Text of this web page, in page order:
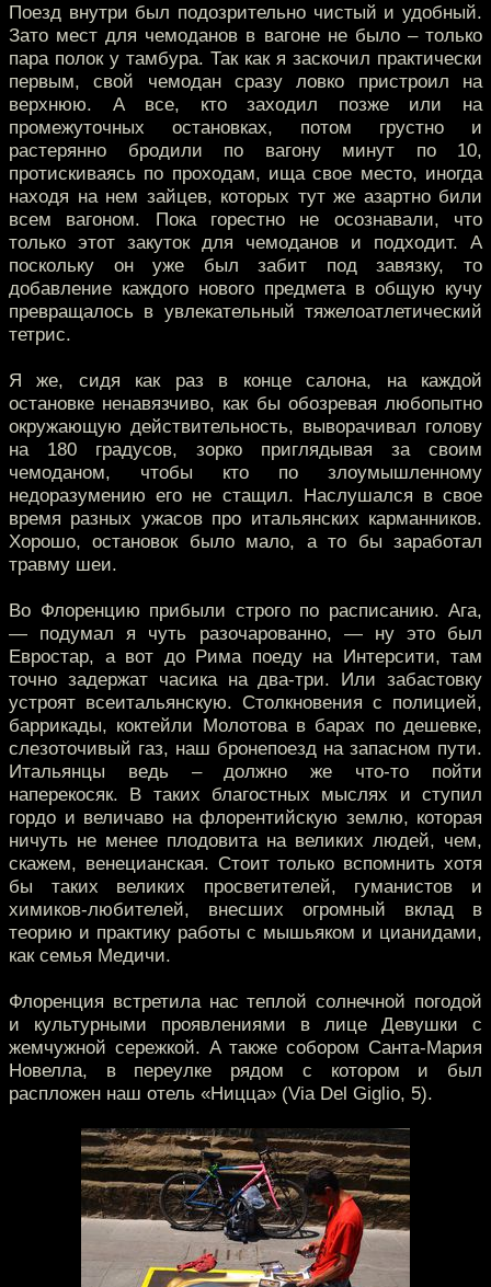
Поезд внутри был подозрительно чистый и удобный.
Зато мест для чемоданов в вагоне не было – только
пара полок у тамбура. Так как я заскочил практически
первым, свой чемодан сразу ловко пристроил на
верхнюю. А все, кто заходил позже или на
промежуточных остановках, потом грустно и
растерянно бродили по вагону минут по 10,
протискиваясь по проходам, ища свое место, иногда
находя на нем зайцев, которых тут же азартно били
всем вагоном. Пока горестно не осознавали, что
только этот закуток для чемоданов и подходит. А
поскольку он уже был забит под завязку, то
добавление каждого нового предмета в общую кучу
превращалось в увлекательный тяжелоатлетический
тетрис.
Я же, сидя как раз в конце салона, на каждой
остановке ненавязчиво, как бы обозревая любопытно
окружающую действительность, выворачивал голову
на 180 градусов, зорко приглядывая за своим
чемоданом, чтобы кто по злоумышленному
недоразумению его не стащил. Наслушался в свое
время разных ужасов про итальянских карманников.
Хорошо, остановок было мало, а то бы заработал
травму шеи.
Во Флоренцию прибыли строго по расписанию. Ага,
— подумал я чуть разочарованно, — ну это был
Евростар, а вот до Рима поеду на Интерсити, там
точно задержат часика на два-три. Или забастовку
устроят всеитальянскую. Столкновения с полицией,
баррикады, коктейли Молотова в барах по дешевке,
слезоточивый газ, наш бронепоезд на запасном пути.
Итальянцы ведь – должно же что-то пойти
наперекосяк. В таких благостных мыслях и ступил
гордо и величаво на флорентийскую землю, которая
ничуть не менее плодовита на великих людей, чем,
скажем, венецианская. Стоит только вспомнить хотя
бы таких великих просветителей, гуманистов и
химиков-любителей, внесших огромный вклад в
теорию и практику работы с мышьяком и цианидами,
как семья Медичи.
Флоренция встретила нас теплой солнечной погодой
и культурными проявлениями в лице Девушки с
жемчужной сережкой. А также собором Санта-Мария
Новелла, в переулке рядом с котором и был
распложен наш отель «Ницца» (Via Del Giglio, 5).